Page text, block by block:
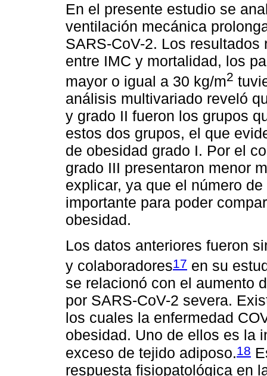
En el presente estudio se
ventilación mecánica
SARS-CoV-2. Los
entre IMC y mortalidad, los
mayor o igual a 30 kg/m2
análisis multivariado reveló
y grado II fueron los grupos
estos dos grupos, el que
de obesidad grado I. Por el
grado III presentaron menor
explicar, ya que el número
importante para poder
obesidad.
Los datos anteriores fueron
y colaboradores17 en su
se relacionó con el aumento
por SARS-CoV-2 severa.
los cuales la enfermedad
obesidad. Uno de ellos es la
exceso de tejido adiposo.18
respuesta fisiopatológica en